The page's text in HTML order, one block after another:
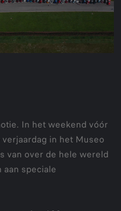
In het weekend vóór
in het Museo
van over de hele wereld
speciale